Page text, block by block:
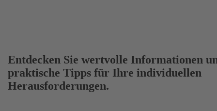
Entdecken Sie wertvolle Informationen
praktische Tipps für Ihre individuellen
Herausforderungen.